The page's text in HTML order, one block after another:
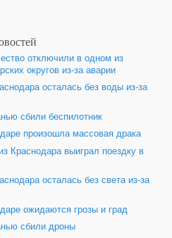
отключили в одном из
округов из-за аварии
осталась без воды из-за
сбили беспилотник
произошла массовая драка
Краснодара выиграл поездку в
осталась без света из-за
ожидаются грозы и град
сбили дроны